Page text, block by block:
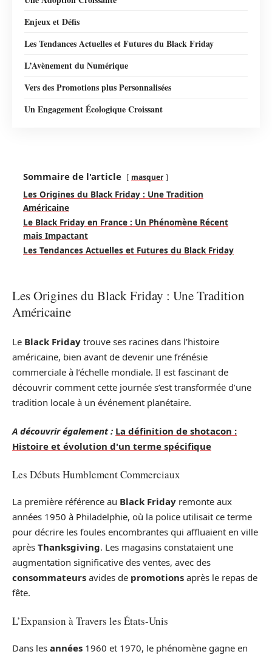
Enjeux et Défis
Les Tendances Actuelles et Futures du Black Friday
L’Avènement du Numérique
Vers des Promotions plus Personnalisées
Un Engagement Écologique Croissant
Sommaire de l'article masquer
Les Origines du Black Friday : Une Tradition
Américaine
Le Black Friday en France : Un Phénomène Récent
mais Impactant
Les Tendances Actuelles et Futures du Black Friday
Les Origines du Black Friday : Une Tradition
Américaine
Le Black Friday trouve ses racines dans l’histoire
américaine, bien avant de devenir une frénésie
commerciale à l’échelle mondiale. Il est fascinant de
découvrir comment cette journée s’est transformée d’une
tradition locale à un événement planétaire.
A découvrir également : La définition de shotacon :
Histoire et évolution d'un terme spécifique
Les Débuts Humblement Commerciaux
La première référence au Black Friday remonte aux
années 1950 à Philadelphie, où la police utilisait ce terme
pour décrire les foules encombrantes qui affluaient en ville
après Thanksgiving. Les magasins constataient une
augmentation significative des ventes, avec des
consommateurs avides de promotions après le repas de
fête.
L’Expansion à Travers les États-Unis
Dans les années 1960 et 1970, le phénomène gagne en